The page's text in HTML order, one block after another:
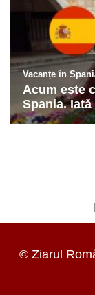
© Ziarul